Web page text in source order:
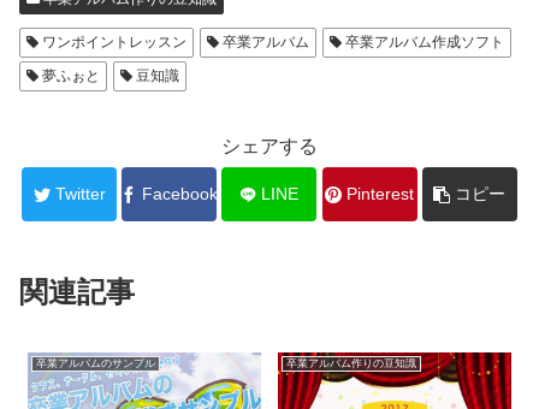
ワンポイントレッスン 卒業アルバム
卒業アルバム作成ソフト
夢ふぉと
豆知識
シェアする
Twitter Facebook LINE Pinterest コピー
関連記事
卒業アルバムのサンプル 卒業アルバム作りの豆知識